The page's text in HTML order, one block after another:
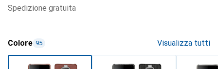
spedizione gratuita
Colore 95 Visualizza tutti